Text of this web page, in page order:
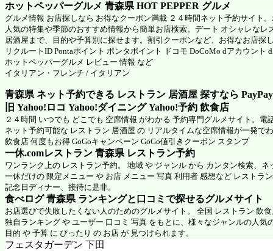
ホットペッパーグルメ 青森県 HOT PEPPER グルメ
グルメ情報 お店探しなら お得なクーポン満載 ２４時間ネット予約サイト
人気の特集や季節のおすすめ情報から簡単お店検索。デート オシャレなレ
居酒屋まで、目的や予算別に探せます。割引クーポンなど、お得なお店探
リクルートID Pontaポイント ポンタポイント ドコモ DoCoMo dアカウント
ホットペッパーグルメ レビュー 情報 など
イタリアン・フレンチ / イタリアン
青森県 ネット予約できる レストラン 居酒屋 探すなら
旧 Yahoo!ロコ Yahoo!ダイニング Yahoo!予約 飲食店
２４時間 いつでも どこでも 空席情報 がわかる 予約専門グルメサイト。電
ネット予約可能な レストラン 居酒屋 の リアルタイムな空席情報が一発で
飲食店 何度もお得 GoGoキャンペーン GoGo値引きクーポン スタンプ
一休.comレストラン 青森県 レストラン予約
ワンランク上の レストラン予約。 地域 や ジャンル から カンタン検索、ネ
一休だけの 限定メニュー や お店 メニュー 写真 利用者 感想など レストラ
記念日ディナー、接待に是非。
食べログ 青森県 ランキングと口コミで探せるグルメサイト
お店選びで失敗したくない人のためのグルメサイト。 全国 レストラン 飲
独自ランキング や ユーザー 口コミ 写真 をもとに、様々なジャンルの人気
目的 や 予算 に ぴったり の お店 が 見つけられます。
フェスタガーデン 下田